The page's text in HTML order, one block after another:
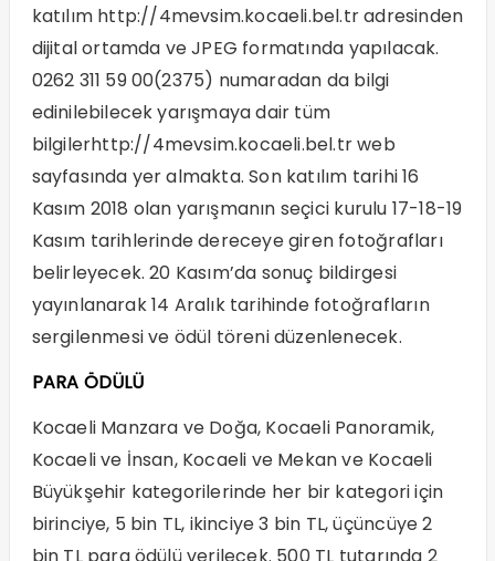
katılım http://4mevsim.kocaeli.bel.tradresinden
dijital ortamda ve JPEG formatında yapılacak.
0262 311 59 00(2375) numaradan da bilgi
edinilebilecek yarışmaya dair tüm
bilgilerhttp://4mevsim.kocaeli.bel.trweb
sayfasında yer almakta. Son katılım tarihi 16
Kasım 2018 olan yarışmanın seçici kurulu 17-18-19
Kasım tarihlerinde dereceye giren fotoğrafları
belirleyecek. 20 Kasım’da sonuç bildirgesi
yayınlanarak 14 Aralık tarihinde fotoğrafların
sergilenmesi ve ödül töreni düzenlenecek.
PARA ÖDÜLÜ
Kocaeli Manzara ve Doğa, Kocaeli Panoramik,
Kocaeli ve İnsan, Kocaeli ve Mekan ve Kocaeli
Büyükşehir kategorilerinde her bir kategori için
birinciye, 5 bin TL, ikinciye 3 bin TL, üçüncüye 2